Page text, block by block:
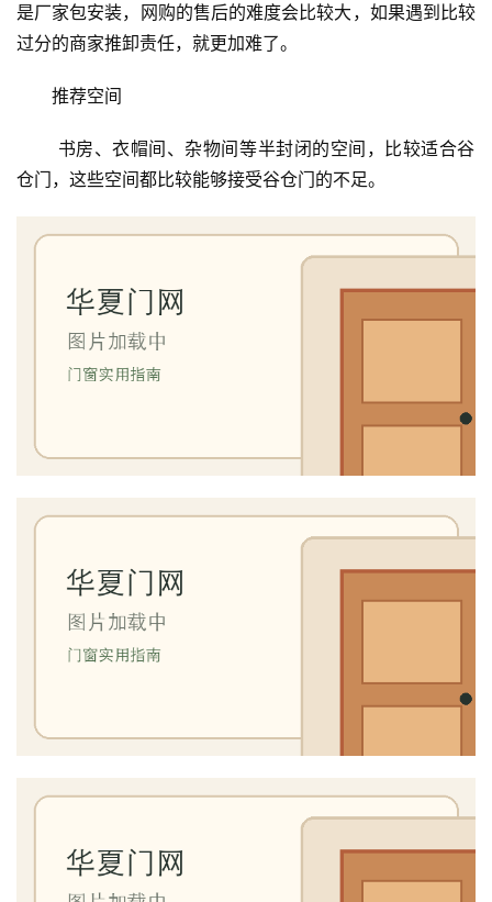
是厂家包安装，网购的售后的难度会比较大，如果遇到比较
过分的商家推卸责任，就更加难了。
推荐空间
仓门，这些空间都比较能够接受谷仓门的不足。